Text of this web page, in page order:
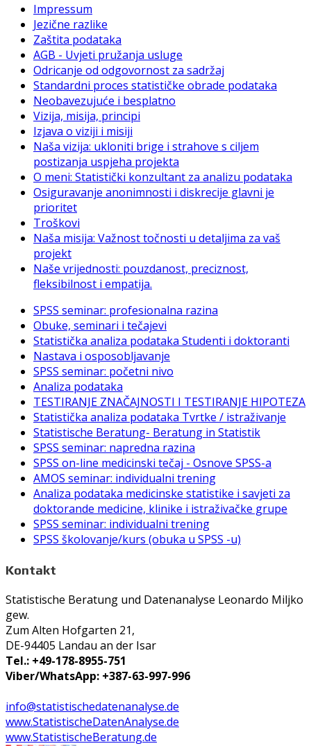
Impressum
Jezične razlike
Zaštita podataka
AGB - Uvjeti pružanja usluge
Odricanje od odgovornost za sadržaj
Standardni proces statističke obrade podataka
Neobavezujuće i besplatno
Vizija, misija, principi
Izjava o viziji i misiji
Naša vizija: ukloniti brige i strahove s ciljem
postizanja uspjeha projekta
O meni: Statistički konzultant za analizu podataka
Osiguravanje anonimnosti i diskrecije glavni je
prioritet
Troškovi
Naša misija: Važnost točnosti u detaljima za vaš
projekt
Naše vrijednosti: pouzdanost, preciznost,
fleksibilnost i empatija.
SPSS seminar: profesionalna razina
Obuke, seminari i tečajevi
Statistička analiza podataka Studenti i doktoranti
Nastava i osposobljavanje
SPSS seminar: početni nivo
Analiza podataka
TESTIRANJE ZNAČAJNOSTI I TESTIRANJE HIPOTEZA
Statistička analiza podataka Tvrtke / istraživanje
Statistische Beratung- Beratung in Statistik
SPSS seminar: napredna razina
SPSS on-line medicinski tečaj - Osnove SPSS-a
AMOS seminar: individualni trening
Analiza podataka medicinske statistike i savjeti za
doktorande medicine, klinike i istraživačke grupe
SPSS seminar: individualni trening
SPSS školovanje/kurs (obuka u SPSS -u)
Kontakt
Statistische Beratung und Datenanalyse Leonardo Miljko
gew.
Zum Alten Hofgarten 21,
DE-94405 Landau an der Isar
Tel.: +49-178-8955-751
Viber/WhatsApp: +387-63-997-996
info@statistischedatenanalyse.de
www.StatistischeDatenAnalyse.de
www.StatistischeBeratung.de